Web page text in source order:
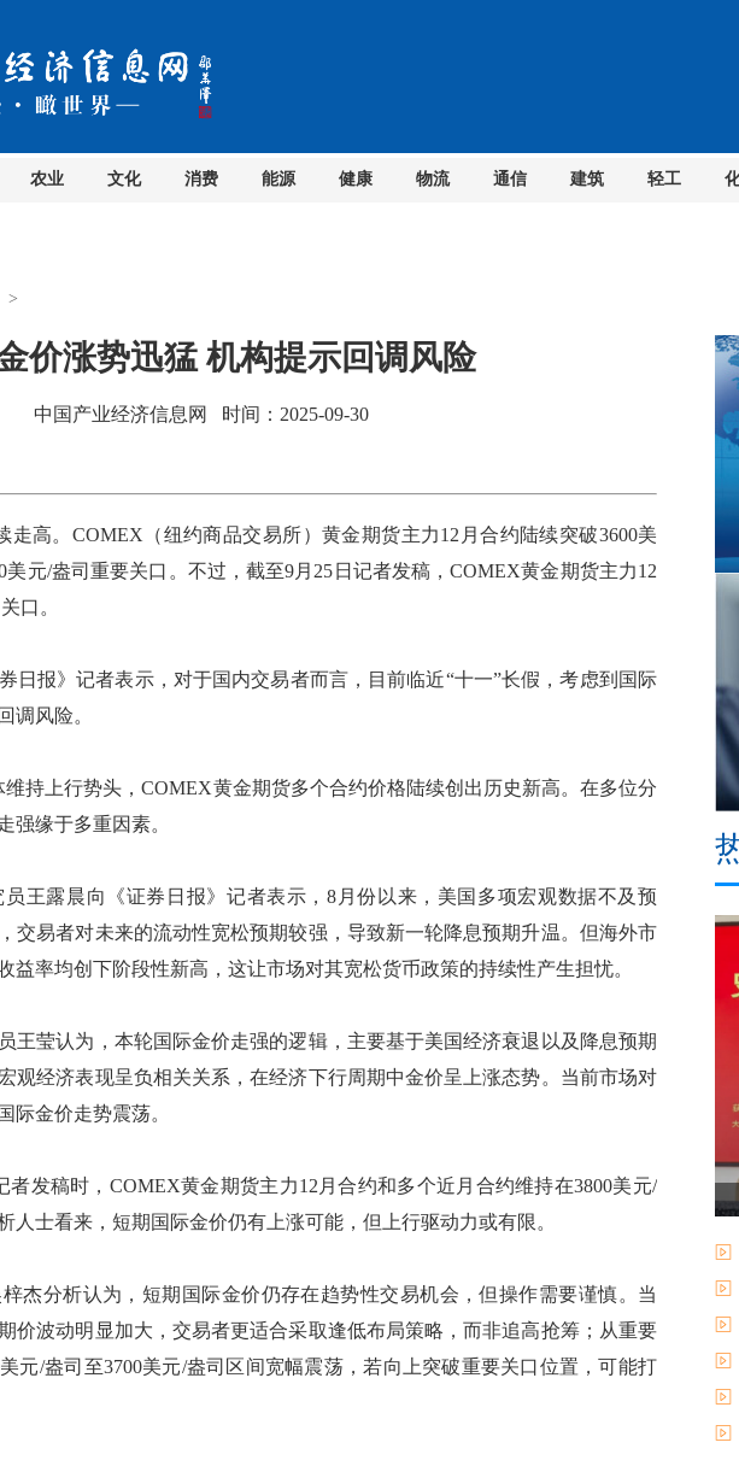
农业 文化 消费 能源 健康 物流 通信 建筑 轻工
>
价涨势迅猛 机构提示回调风险
中国产业经济信息网 时间：2025-09-30
高。COMEX（纽约商品交易所）黄金期货主力12月合约陆续突破3600美
美元/盎司重要关口。不过，截至9月25日记者发稿，COMEX黄金期货主力12
口。
报》记者表示，对于国内交易者而言，目前临近“十一”长假，考虑到国际
调风险。
上行势头，COMEX黄金期货多个合约价格陆续创出历史新高。在多位分
强缘于多重因素。
露晨向《证券日报》记者表示，8月份以来，美国多项宏观数据不及预
交易者对未来的流动性宽松预期较强，导致新一轮降息预期升温。但海外市
益率均创下阶段性新高，这让市场对其宽松货币政策的持续性产生担忧。
莹认为，本轮国际金价走强的逻辑，主要基于美国经济衰退以及降息预期
观经济表现呈负相关关系，在经济下行周期中金价呈上涨态势。当前市场对
际金价走势震荡。
发稿时，COMEX黄金期货主力12月合约和多个近月合约维持在3800美元/
人士看来，短期国际金价仍有上涨可能，但上行驱动力或有限。
分析认为，短期国际金价仍存在趋势性交易机会，但操作需要谨慎。当
价波动明显加大，交易者更适合采取逢低布局策略，而非追高抢筹；从重要
元/盎司至3700美元/盎司区间宽幅震荡，若向上突破重要关口位置，可能打